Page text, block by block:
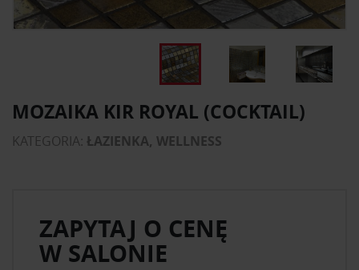
MOZAIKA KIR ROYAL (COCKTAIL)
KATEGORIA: ŁAZIENKA, WELLNESS
ZAPYTAJ O CENĘ
W SALONIE